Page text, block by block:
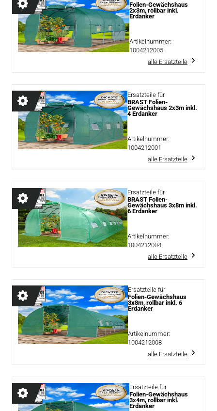
Folien-Gewächshaus
2x3m, rollbar inkl.
Erdanker
Artikelnummer:
1004212005
alle Ersatzteile
Ersatzteile für
BRAST Folien-
Gewächshaus 2x3m inkl.
4 Erdanker
Artikelnummer:
1004212001
alle Ersatzteile
Ersatzteile für
BRAST Folien-
Gewächshaus 3x8m inkl.
6 Erdanker
Artikelnummer:
1004212004
alle Ersatzteile
Ersatzteile für
Folien-Gewächshaus
3x8m, rollbar inkl. 6
Erdanker
Artikelnummer:
1004212008
alle Ersatzteile
Ersatzteile für
Folien-Gewächshaus
3x4m, rollbar inkl.
Erdanker